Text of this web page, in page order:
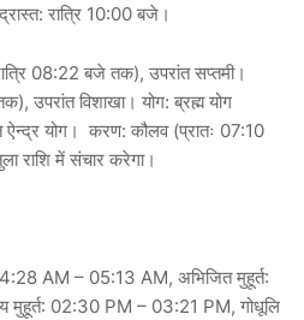
रात्रि 10:00 बजे।
08:22 बजे तक), उपरांत सप्तमी।
उपरांत विशाखा। योग: ब्रह्म योग
योग। करण: कौलव (प्रातः 07:10
राशि में संचार करेगा।
AM – 05:13 AM, अभिजित मुहूर्त:
मुहूर्त: 02:30 PM – 03:21 PM, गोधूलि